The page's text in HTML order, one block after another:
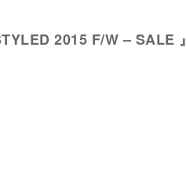
2015 F/W – SALE 』